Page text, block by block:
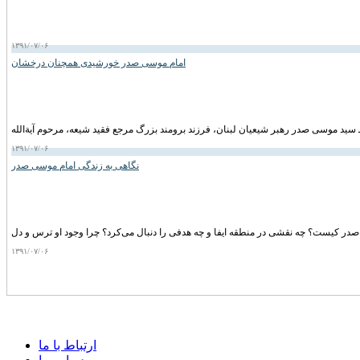
۱۳۹۱/۰۷/۰۶
امام موسی صدر خورشیدی همچنان درخشان
۱۳۹۱/۰۷/۰۶
نگاهی به زندگی امام موسی صدر
۱۳۹۱/۰۷/۰۶
ارتباط با ما